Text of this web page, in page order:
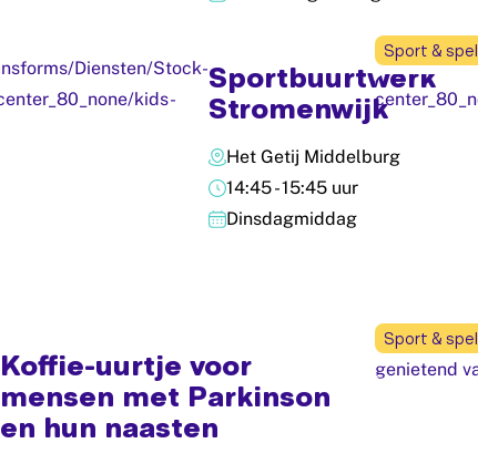
Sportbuurtwerk
Stromenwijk
Het Getij Middelburg
14:45 - 15:45 uur
Dinsdagmiddag
Sport & spel
Koffie-uurtje voor
mensen met Parkinson
en hun naasten
Sport & spel